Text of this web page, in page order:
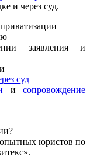
и через суд.
заявления и
суд
и сопровождение
опытных юристов по